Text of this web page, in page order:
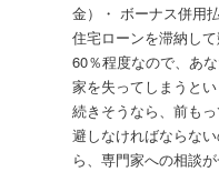
金）・ ボーナス併用
住宅ローンを滞納し
60％程度なので、あ
家を失ってしまうと
続きそうなら、前も
避しなければならな
ら、専門家への相談